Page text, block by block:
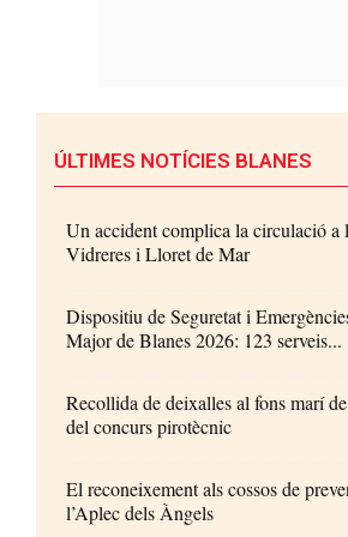
ÚLTIMES NOTÍCIES BLANES
Un accident complica la circulació a
Vidreres i Lloret de Mar
Dispositiu de Seguretat i
Major de Blanes 2026: 123 serveis...
Recollida de deixalles al fons marí
del concurs pirotècnic
El reconeixement als cossos de
l’Aplec dels Àngels